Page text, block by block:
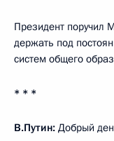
Президент поручил
держать под
систем общего
* * *
В.Путин: Добрый